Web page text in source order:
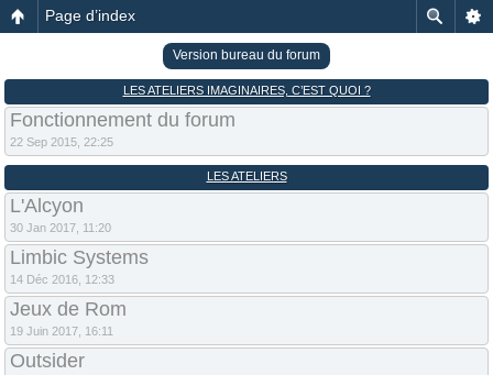
Page d’index
Version bureau du forum
LES ATELIERS IMAGINAIRES, C’EST QUOI ?
Fonctionnement du forum
22 Sep 2015, 22:25
LES ATELIERS
L'Alcyon
30 Jan 2017, 11:20
Limbic Systems
14 Déc 2016, 12:33
Jeux de Rom
19 Juin 2017, 16:11
Outsider